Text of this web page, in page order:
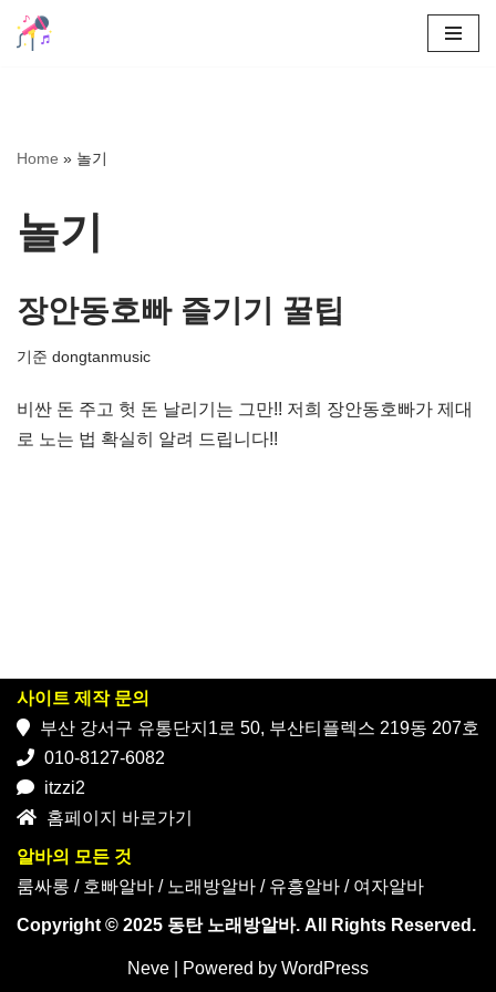
로
너
뛰
Home » 놀기
놀기
장안동호빠 즐기기 꿀팁
기준 dongtanmusic
비싼 돈 주고 헛 돈 날리기는 그만!! 저희 장안동호빠가 제대
로 노는 법 확실히 알려 드립니다!!
사이트 제작 문의
부산 강서구 유통단지1로 50, 부산티플렉스 219동 207호
010-8127-6082
itzzi2
홈페이지 바로가기
알바의 모든 것
룸싸롱 / 호빠알바 / 노래방알바 / 유흥알바 / 여자알바
Copyright © 2025 동탄 노래방알바. All Rights Reserved.
Neve | Powered by WordPress